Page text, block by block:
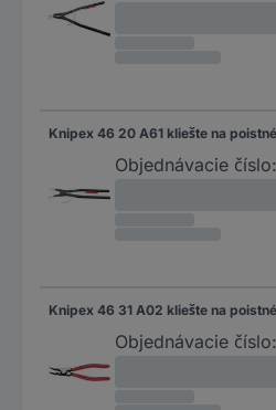
Objednávacie číslo:
Objednávacie číslo: